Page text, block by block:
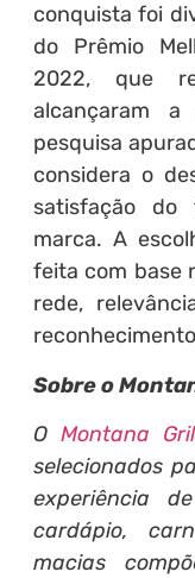
conquista foi
do Prêmio
2022, que
alcançaram
pesquisa
considera o
satisfação do
marca. A
feita com base
rede,
Sobre o
OMontana
selecionados
experiência
cardápio,
macias